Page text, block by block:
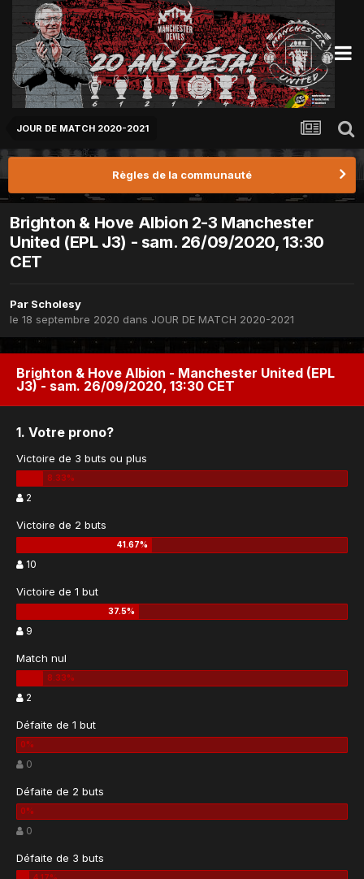
JOUR DE MATCH 2020-2021
Règles de la communauté
Brighton & Hove Albion 2-3 Manchester
United (EPL J3) - sam. 26/09/2020, 13:30
CET
Par Scholesy
le 18 septembre 2020 dans JOUR DE MATCH 2020-2021
Brighton & Hove Albion - Manchester United (EPL
J3) - sam. 26/09/2020, 13:30 CET
1. Votre prono?
Victoire de 3 buts ou plus
2
Victoire de 2 buts
10
Victoire de 1 but
9
Match nul
2
Défaite de 1 but
0
Défaite de 2 buts
0
Défaite de 3 buts